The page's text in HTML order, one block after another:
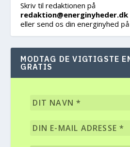
Skriv til redaktionen på
redaktion@energinyheder.dk
eller send os din energinyhed
MODTAG DE VIGTIGSTE
GRATIS